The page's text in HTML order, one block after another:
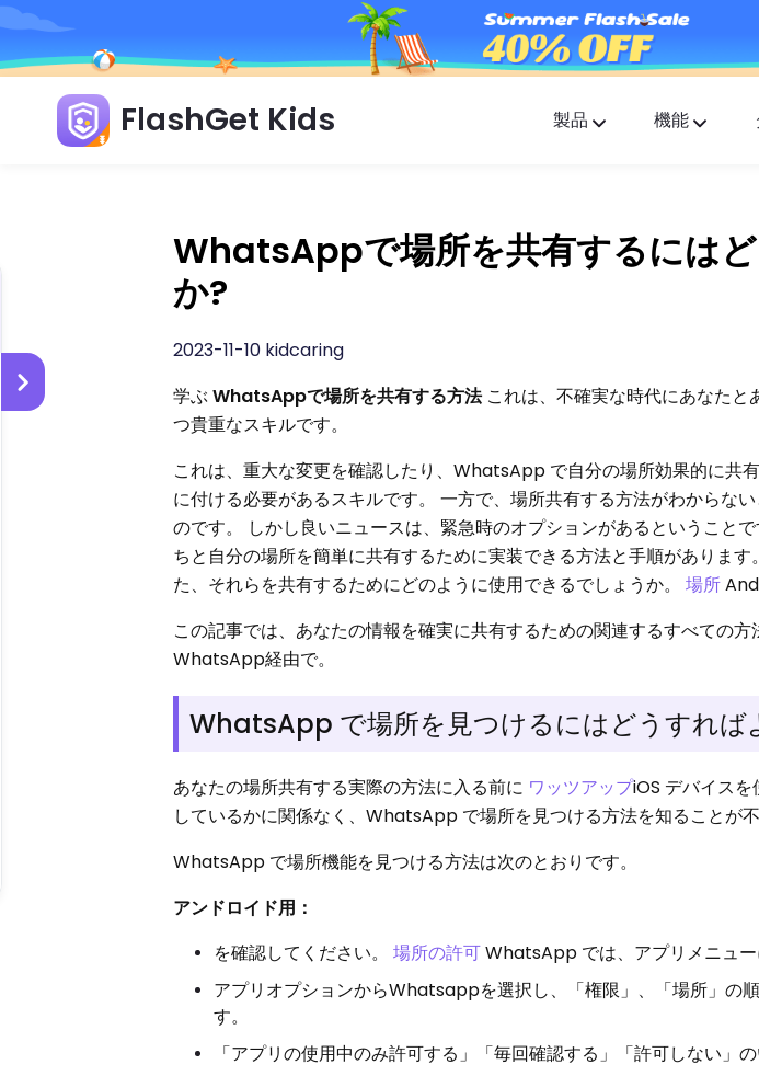
FlashGet Kids 製品
FlashGet
機能
WhatsAppで場所を共有するには
か?
2023-11-10 kidcaring
学ぶWhatsAppで場所を共有する方法これは、不確実な時代にあなたと
つ貴重なスキルです。
これは、重大な変更を確認したり、WhatsApp で自分の場所効果的に共
に付ける必要があるスキルです。 一方で、場所共有する方法がわからな
のです。 しかし良いニュースは、緊急時のオプションがあるということ
ちと自分の場所を簡単に共有するために実装できる方法と手順がありま
た、それらを共有するためにどのように使用できるでしょうか。場所
この記事では、あなたの情報を確実に共有するための関連するすべての
WhatsApp経由で。
WhatsApp で場所を見つけるにはどうすれば
あなたの場所共有する実際の方法に入る前に ワッツアップiOS デバイス
しているかに関係なく、WhatsApp で場所を見つける方法を知ることが不
WhatsApp で場所機能を見つける方法は次のとおりです。
アンドロイド用：
を確認してください。場所の許可WhatsApp では、アプリメニュー
アプリオプションからWhatsappを選択し、「権限」、「場所」の
す。
「アプリの使用中のみ許可する」「毎回確認する」「許可しない」